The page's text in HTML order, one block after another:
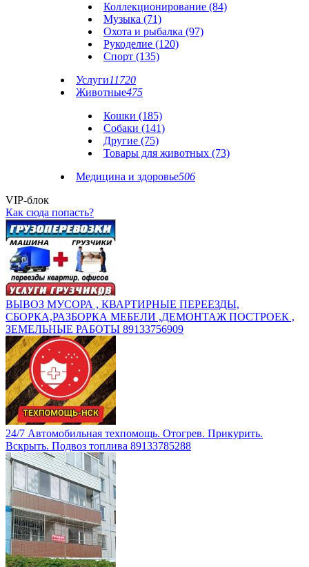
Коллекционирование (84)
Музыка (71)
Охота и рыбалка (97)
Рукоделие (120)
Спорт (135)
Услуги11720
Животные475
Кошки (185)
Собаки (141)
Другие (75)
Товары для животных (73)
Медицина и здоровье506
VIP-блок
Как сюда попасть?
ВЫВОЗ МУСОРА , КВАРТИРНЫЕ ПЕРЕЕЗДЫ,
СБОРКА,РАЗБОРКА МЕБЕЛИ ,ДЕМОНТАЖ ПОСТРОЕК ,
ЗЕМЕЛЬНЫЕ РАБОТЫ 89133756909
24/7 Автомобильная техпомощь. Отогрев. Прикурить.
Вскрыть. Подвоз топлива 89133785288